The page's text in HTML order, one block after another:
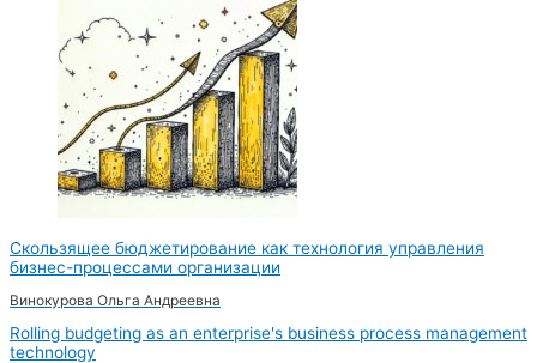
Скользящее бюджетирование как технология управления
бизнес-процессами организации
Винокурова Ольга Андреевна
Rolling budgeting as an enterprise's business process management
technology